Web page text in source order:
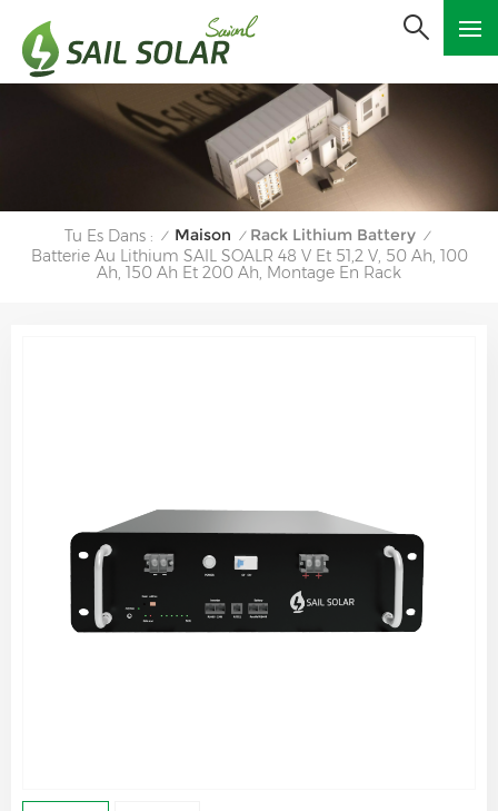
Tu Es Dans : / Maison / Rack Lithium Battery /
Batterie Au Lithium SAIL SOALR 48 V Et 51,2 V, 50 Ah, 100
Ah, 150 Ah Et 200 Ah, Montage En Rack